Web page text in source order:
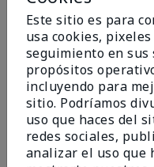
marykay.com/en-us/
Comentarios sobre
Moisturizing Cream
Keeps my skin soft
Mostrar Traducción
ConclusiónSí,
¿Le ha
Este sitio es para
usa cookies,
seguimiento en
propósitos
incluyendo para
sitio. Podríamos
uso que haces del
redes sociales,
analizar el uso que